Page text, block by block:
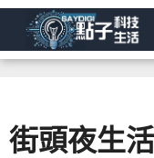
街頭夜生